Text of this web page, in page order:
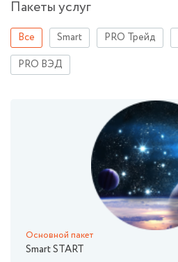
Пакеты услуг
Все Smart PRO Трейд
PRO ВЭД
Основной пакет
Smart START